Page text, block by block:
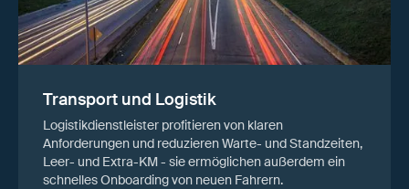
Transport und Logistik
Logistikdienstleister profitieren von klaren
Anforderungen und reduzieren Warte- und Standzeiten,
Leer- und Extra-KM - sie ermöglichen außerdem ein
schnelles Onboarding von neuen Fahrern.